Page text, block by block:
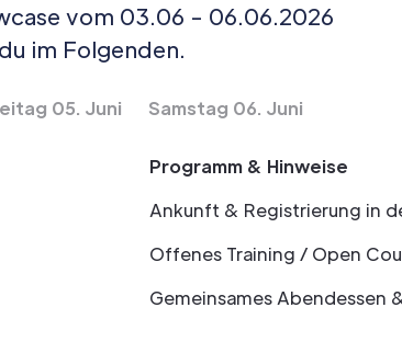
vom 03.06 - 06.06.2026
im Folgenden.
05. Juni Samstag 06. Juni
Programm & Hinweise
Ankunft & Registrierung in
Offenes Training / Open
Gemeinsames Abendessen